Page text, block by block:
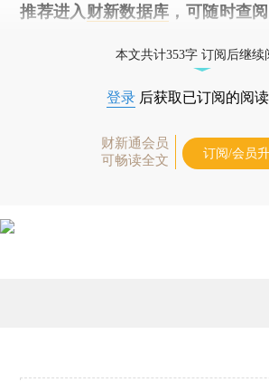
推荐进入 财新数据库 ，可随时查
本文共计353字 订阅后继续
登录 后获取已订阅的阅
财新通会员
可畅读全文
订阅/会员